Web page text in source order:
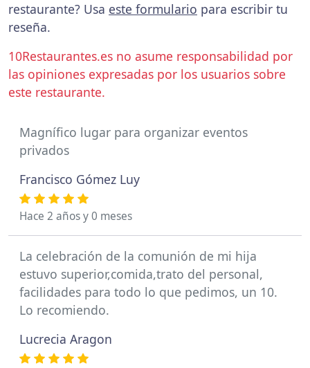
restaurante? Usa este formulario para escribir tu
reseña.
10Restaurantes.es no asume responsabilidad por
las opiniones expresadas por los usuarios sobre
este restaurante.
Magnífico lugar para organizar eventos
privados
Francisco Gómez Luy
Hace 2 años y 0 meses
La celebración de la comunión de mi hija
estuvo superior,comida,trato del personal,
facilidades para todo lo que pedimos, un 10.
Lo recomiendo.
Lucrecia Aragon